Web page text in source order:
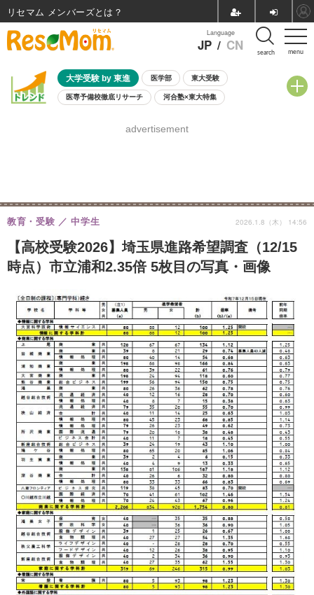
menu
Language
JP / CN search
大学受験 by 東進 医学部 東大受験
医専予備校徹底リサーチ 河合塾×東大特集
8月開催学校説明会・相談会
advertisement
【高校受験2026】埼玉県進路希望調査（12/15
時点）市立浦和2.35倍 5枚目の写真・画像
教育・受験 中学生 2026.1.8（木） 14:56
リセマム メンバーズ